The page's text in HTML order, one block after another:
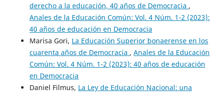
derecho a la educación, 40 años de Democracia ,
Anales de la Educación Común: Vol. 4 Núm. 1-2 (2023):
40 años de educación en Democracia
Marisa Gori, La Educación Superior bonaerense en los
cuarenta años de Democracia , Anales de la Educación
Común: Vol. 4 Núm. 1-2 (2023): 40 años de educación
en Democracia
Daniel Filmus, La Ley de Educación Nacional: una